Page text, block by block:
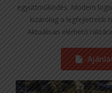
együttműködés. Modern
kizárólag a legfejlettebb
Aktuálisan elérhető